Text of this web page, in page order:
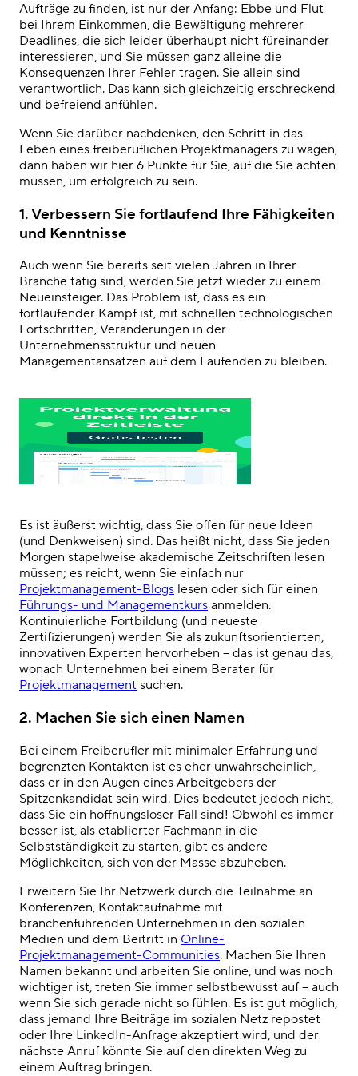
Aufträge zu finden, ist nur der Anfang: Ebbe und Flut
bei Ihrem Einkommen, die Bewältigung mehrerer
Deadlines, die sich leider überhaupt nicht füreinander
interessieren, und Sie müssen ganz alleine die
Konsequenzen Ihrer Fehler tragen. Sie allein sind
verantwortlich. Das kann sich gleichzeitig erschreckend
und befreiend anfühlen.
Wenn Sie darüber nachdenken, den Schritt in das
Leben eines freiberuflichen Projektmanagers zu wagen,
dann haben wir hier 6 Punkte für Sie, auf die Sie achten
müssen, um erfolgreich zu sein.
1. Verbessern Sie fortlaufend Ihre Fähigkeiten
und Kenntnisse
Auch wenn Sie bereits seit vielen Jahren in Ihrer
Branche tätig sind, werden Sie jetzt wieder zu einem
Neueinsteiger. Das Problem ist, dass es ein
fortlaufender Kampf ist, mit schnellen technologischen
Fortschritten, Veränderungen in der
Unternehmensstruktur und neuen
Managementansätzen auf dem Laufenden zu bleiben.
Es ist äußerst wichtig, dass Sie offen für neue Ideen
(und Denkweisen) sind. Das heißt nicht, dass Sie jeden
Morgen stapelweise akademische Zeitschriften lesen
müssen; es reicht, wenn Sie einfach nur
Projektmanagement-Blogs lesen oder sich für einen
Führungs- und Managementkurs anmelden.
Kontinuierliche Fortbildung (und neueste
Zertifizierungen) werden Sie als zukunftsorientierten,
innovativen Experten hervorheben – das ist genau das,
wonach Unternehmen bei einem Berater für
Projektmanagement suchen.
2. Machen Sie sich einen Namen
Bei einem Freiberufler mit minimaler Erfahrung und
begrenzten Kontakten ist es eher unwahrscheinlich,
dass er in den Augen eines Arbeitgebers der
Spitzenkandidat sein wird. Dies bedeutet jedoch nicht,
dass Sie ein hoffnungsloser Fall sind! Obwohl es immer
besser ist, als etablierter Fachmann in die
Selbstständigkeit zu starten, gibt es andere
Möglichkeiten, sich von der Masse abzuheben.
Erweitern Sie Ihr Netzwerk durch die Teilnahme an
Konferenzen, Kontaktaufnahme mit
branchenführenden Unternehmen in den sozialen
Medien und dem Beitritt in Online-
Projektmanagement-Communities. Machen Sie Ihren
Namen bekannt und arbeiten Sie online, und was noch
wichtiger ist, treten Sie immer selbstbewusst auf – auch
wenn Sie sich gerade nicht so fühlen. Es ist gut möglich,
dass jemand Ihre Beiträge im sozialen Netz repostet
oder Ihre LinkedIn-Anfrage akzeptiert wird, und der
nächste Anruf könnte Sie auf den direkten Weg zu
einem Auftrag bringen.